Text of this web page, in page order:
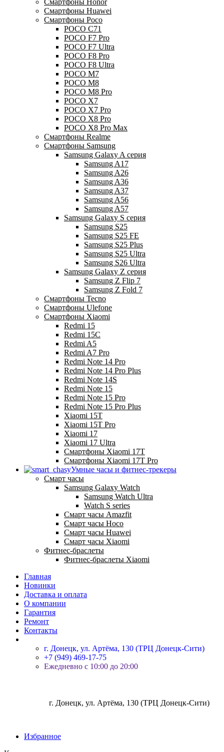
Смартфоны Honor
Смартфоны Huawei
Смартфоны Poco
POCO C71
POCO F7 Pro
POCO F7 Ultra
POCO F8 Pro
POCO F8 Ultra
POCO M7
POCO M8
POCO M8 Pro
POCO X7
POCO X7 Pro
POCO X8 Pro
POCO X8 Pro Max
Смартфоны Realme
Смартфоны Samsung
Samsung Galaxy A серия
Samsung A17
Samsung A26
Samsung A36
Samsung A37
Samsung A56
Samsung A57
Samsung Galaxy S серия
Samsung S25
Samsung S25 FE
Samsung S25 Plus
Samsung S25 Ultra
Samsung S26 Ultra
Samsung Galaxy Z серия
Samsung Z Flip 7
Samsung Z Fold 7
Смартфоны Tecno
Смартфоны Ulefone
Смартфоны Xiaomi
Redmi 15
Redmi 15C
Redmi A5
Redmi A7 Pro
Redmi Note 14 Pro
Redmi Note 14 Pro Plus
Redmi Note 14S
Redmi Note 15
Redmi Note 15 Pro
Redmi Note 15 Pro Plus
Xiaomi 15T
Xiaomi 15T Pro
Xiaomi 17
Xiaomi 17 Ultra
Смартфоны Xiaomi 17Т
Смартфоны Xiaomi 17Т Pro
Умные часы и фитнес-трекеры
Смарт часы
Samsung Galaxy Watch
Samsung Watch Ultra
Watch S series
Смарт часы Amazfit
Смарт часы Hoco
Смарт часы Huawei
Смарт часы Xiaomi
Фитнес-браслеты
Фитнес-браслеты Xiaomi
Главная
Новинки
Доставка и оплата
О компании
Гарантия
Ремонт
Контакты
г. Донецк, ул. Артёма, 130 (ТРЦ Донецк-Сити)
+7 (949) 469-17-75
Ежедневно с 10:00 до 20:00
г. Донецк, ул. Артёма, 130 (ТРЦ Донецк-Сити)
Избранное